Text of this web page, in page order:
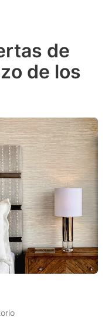
to
get
the
shortcuts
for
changing
dates.
de
de los